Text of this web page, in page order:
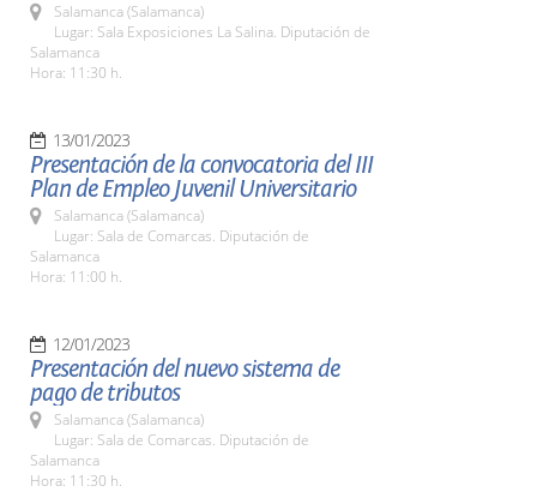
Salamanca (Salamanca)
Lugar: Sala Exposiciones La Salina. Diputación de
Salamanca
Hora: 11:30 h.
13/01/2023
Presentación de la convocatoria del III
Plan de Empleo Juvenil Universitario
Salamanca (Salamanca)
Lugar: Sala de Comarcas. Diputación de
Salamanca
Hora: 11:00 h.
12/01/2023
Presentación del nuevo sistema de
pago de tributos
Salamanca (Salamanca)
Lugar: Sala de Comarcas. Diputación de
Salamanca
Hora: 11:30 h.